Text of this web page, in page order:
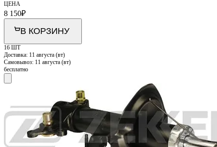
ЦЕНА
8 150₽
В КОРЗИНУ
16 ШТ
Доставка: 11 августа (вт)
Самовывоз: 11 августа (вт)
бесплатно